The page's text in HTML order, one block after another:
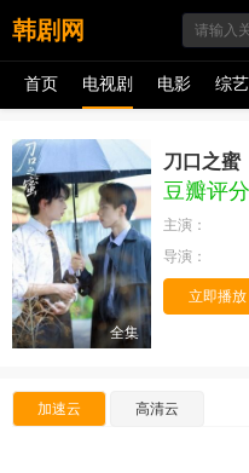
韩剧网
首页 电视剧 电影 综艺
全集
刀口之蜜
豆瓣评
主演：
导演：
立即播放
加速云 高清云